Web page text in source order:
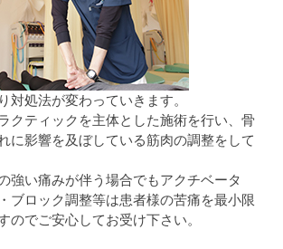
対処法が変わっていきます。
クティックを主体とした施術を行い、骨
に影響を及ぼしている筋肉の調整をして
強い痛みが伴う場合でもアクチベータ
ブロック調整等は患者様の苦痛を最小限
のでご安心してお受け下さい。